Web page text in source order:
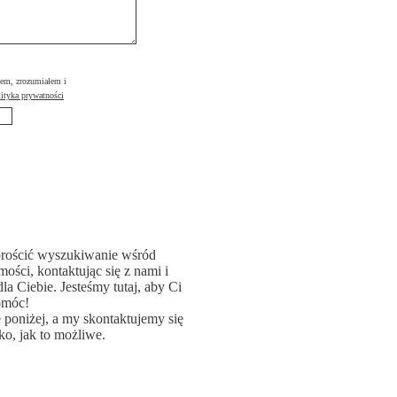
zrozumiałem i
prywatności
wyszukiwanie wśród
kontaktując się z nami i
Ciebie. Jesteśmy tutaj, aby Ci
a my skontaktujemy się
jak to możliwe.